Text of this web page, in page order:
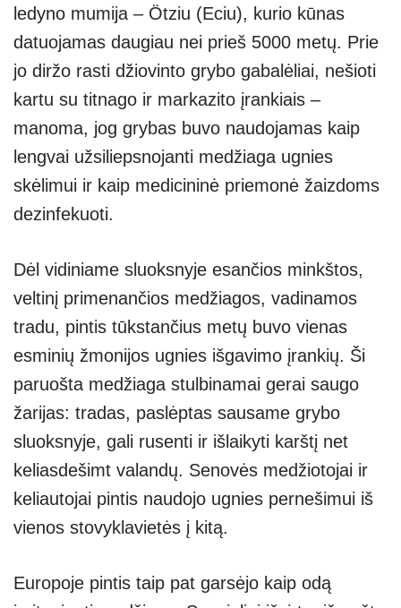
ledyno mumija – Ötziu (Eciu), kurio kūnas
datuojamas daugiau nei prieš 5000 metų. Prie
jo diržo rasti džiovinto grybo gabalėliai, nešioti
kartu su titnago ir markazito įrankiais –
manoma, jog grybas buvo naudojamas kaip
lengvai užsiliepsnojanti medžiaga ugnies
skėlimui ir kaip medicininė priemonė žaizdoms
dezinfekuoti.
Dėl vidiniame sluoksnyje esančios minkštos,
veltinį primenančios medžiagos, vadinamos
tradu, pintis tūkstančius metų buvo vienas
esminių žmonijos ugnies išgavimo įrankių. Ši
paruošta medžiaga stulbinamai gerai saugo
žarijas: tradas, paslėptas sausame grybo
sluoksnyje, gali rusenti ir išlaikyti karštį net
keliasdešimt valandų. Senovės medžiotojai ir
keliautojai pintis naudojo ugnies pernešimui iš
vienos stovyklavietės į kitą.
Europoje pintis taip pat garsėjo kaip odą